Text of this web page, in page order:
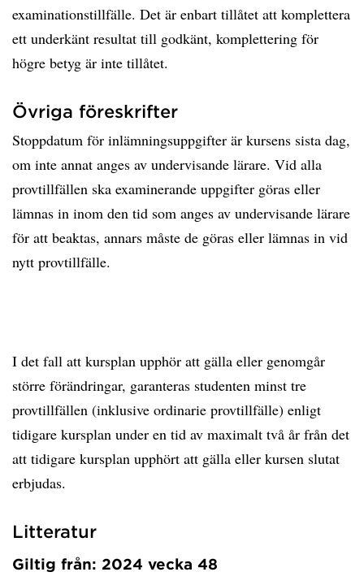
examinationstillfälle. Det är enbart tillåtet att komplettera
ett underkänt resultat till godkänt, komplettering för
högre betyg är inte tillåtet.
Övriga föreskrifter
Stoppdatum för inlämningsuppgifter är kursens sista dag,
om inte annat anges av undervisande lärare. Vid alla
provtillfällen ska examinerande uppgifter göras eller
lämnas in inom den tid som anges av undervisande lärare
för att beaktas, annars måste de göras eller lämnas in vid
nytt provtillfälle.
I det fall att kursplan upphör att gälla eller genomgår
större förändringar, garanteras studenten minst tre
provtillfällen (inklusive ordinarie provtillfälle) enligt
tidigare kursplan under en tid av maximalt två år från det
att tidigare kursplan upphört att gälla eller kursen slutat
erbjudas.
Litteratur
Giltig från: 2024 vecka 48